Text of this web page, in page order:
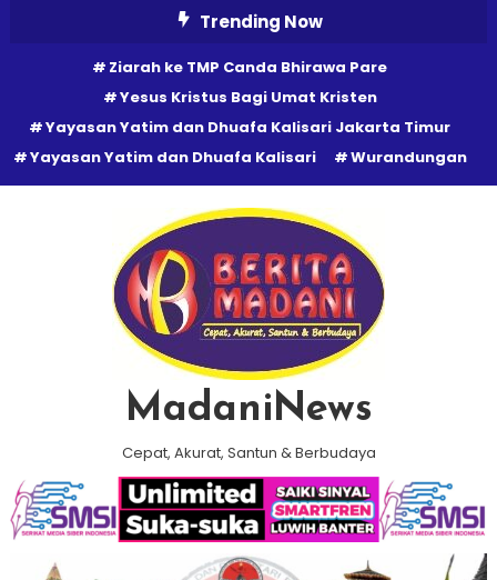
Trending Now
Ziarah ke TMP Canda Bhirawa Pare
Yesus Kristus Bagi Umat Kristen
Yayasan Yatim dan Dhuafa Kalisari Jakarta Timur
Yayasan Yatim dan Dhuafa Kalisari
Wurandungan
MadaniNews
Cepat, Akurat, Santun & Berbudaya